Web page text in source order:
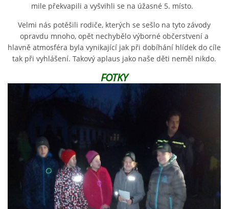
DESATERO
SVATÝ FLORIÁN
MODLITBA HASIČE
SH ČMS - SDH STŘÍŽOVICE
Střížovice 157, 332 07
IČO: 49183516
číslo účtu: 193707116/0300
datové schránky: d3twtd3
mile překvapili a vyšvihli se na úžasné 5. místo.
Velmi nás potěšili rodiče, kterých se sešlo na tyto závody
opravdu mnoho, opět nechybělo výborné občerstvení a
hlavně atmosféra byla vynikající jak při dobíhání hlídek do cíle
tak při vyhlášení. Takový aplaus jako naše děti neměl nikdo.
FOTKY